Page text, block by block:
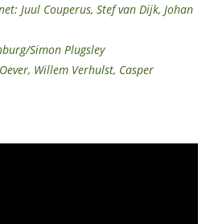
Juul Couperus, Stef van Dijk, Johan
Simon Plugsley
Willem Verhulst, Casper